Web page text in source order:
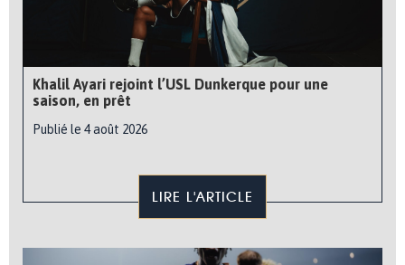
Khalil Ayari rejoint l’USL Dunkerque pour une
saison, en prêt
Publié le 4 août 2026
LIRE L'ARTICLE